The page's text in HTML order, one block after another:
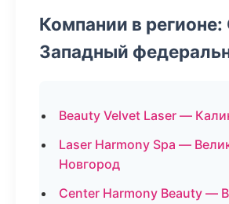
Компании в
Западный
Beauty Velvet Laser —
Laser Harmony Spa —
Новгород
Center Harmony Beauty —